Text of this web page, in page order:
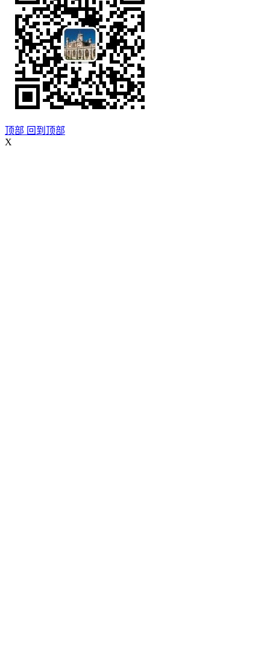
顶部 回到顶部
X